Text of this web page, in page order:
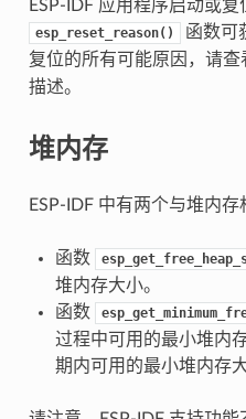
ESP-IDF 应用程序启动或
esp_reset_reason()
函数可
复位的所有可能原因，请查
描述。
堆内存
ESP-IDF 中有两个与堆内存
函数
堆内存大小。
函数
过程中可用的最小堆内
期内可用的最小堆内存大